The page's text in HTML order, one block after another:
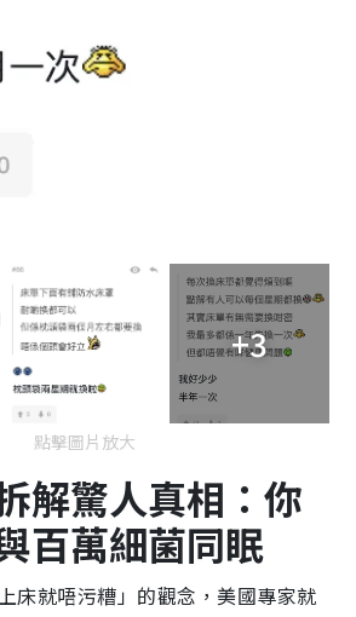
+3
點擊圖片放大
解驚人真相：你
百萬細菌同眠
床就唔污糟」的觀念，美國專家就